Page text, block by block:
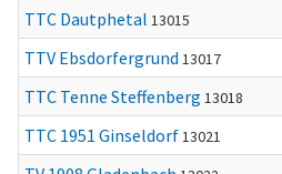
TTC Dautphetal 13015
TTV Ebsdorfergrund 13017
TTC Tenne Steffenberg 13018
TTC 1951 Ginseldorf13021